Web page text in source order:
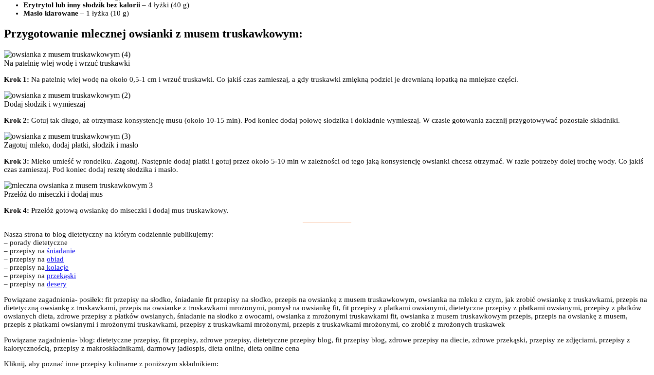
Erytrytol lub inny słodzik bez kalorii – 4 łyżki (40 g)
Masło klarowane – 1 łyżka (10 g)
Przygotowanie mlecznej owsianki z musem truskawkowym:
Na patelnię wlej wodę i wrzuć truskawki
Krok 1: Na patelnię wlej wodę na około 0,5-1 cm i wrzuć truskawki. Co jakiś czas zamieszaj, a gdy truskawki zmiękną podziel je drewnianą łopatką na mniejsze części.
Dodaj słodzik i wymieszaj
Krok 2: Gotuj tak długo, aż otrzymasz konsystencję musu (około 10-15 min). Pod koniec dodaj połowę słodzika i dokładnie wymieszaj. W czasie gotowania zacznij przygotowywać pozostałe składniki.
Zagotuj mleko, dodaj płatki, słodzik i masło
Krok 3: Mleko umieść w rondelku. Zagotuj. Następnie dodaj płatki i gotuj przez około 5-10 min w zależności od tego jaką konsystencję owsianki chcesz otrzymać. W razie potrzeby dolej trochę wody. Co jakiś
czas zamieszaj. Pod koniec dodaj resztę słodzika i masło.
Przełóż do miseczki i dodaj mus
Krok 4: Przełóż gotową owsiankę do miseczki i dodaj mus truskawkowy.
Nasza strona to blog dietetyczny na którym codziennie publikujemy:
– porady dietetyczne
– przepisy na śniadanie
– przepisy na obiad
– przepisy na kolacje
– przepisy na przekąski
– przepisy na desery
Powiązane zagadnienia- posiłek: fit przepisy na słodko, śniadanie fit przepisy na słodko, przepis na owsiankę z musem truskawkowym, owsianka na mleku z czym, jak zrobić owsiankę z truskawkami, przepis na
dietetyczną owsiankę z truskawkami, przepis na owsianke z truskawkami mrożonymi, pomysł na owsiankę fit, fit przepisy z platkami owsianymi, dietetyczne przepisy z płatkami owsianymi, przepisy z płatków
owsianych dieta, zdrowe przepisy z płatków owsianych, śniadanie na słodko z owocami, owsianka z mrożonymi truskawkami fit, owsianka z musem truskawkowym przepis, przepis na owsiankę z musem,
przepis z płatkami owsianymi i mrożonymi truskawkami, przepisy z truskawkami mrożonymi, przepis z truskawkami mrożonymi, co zrobić z mrożonych truskawek
Powiązane zagadnienia- blog: dietetyczne przepisy, fit przepisy, zdrowe przepisy, dietetyczne przepisy blog, fit przepisy blog, zdrowe przepisy na diecie, zdrowe przekąski, przepisy ze zdjęciami, przepisy z
kalorycznością, przepisy z makroskładnikami, darmowy jadłospis, dieta online, dieta online cena
Kliknij, aby poznać inne przepisy kulinarne z poniższym składnikiem: